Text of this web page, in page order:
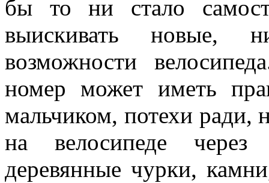
бы то ни стало
выискивать новые,
возможности
номер может иметь
мальчиком, потехи ради,
на велосипеде
деревянные чурки,